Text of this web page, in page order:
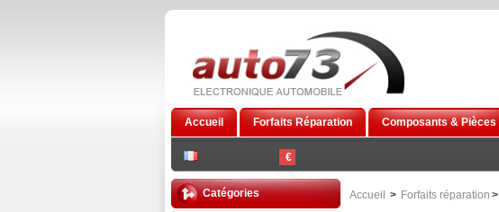
€
Accueil Forfaits Réparation Composants & Pièces
Catégories Accueil > Forfaits réparation >